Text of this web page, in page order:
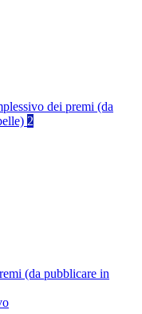
dei premi (da
2
(da pubblicare in